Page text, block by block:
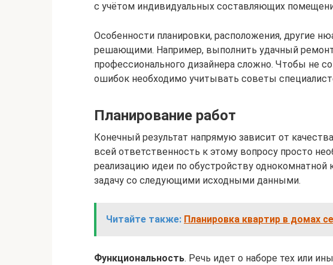
с учётом индивидуальных составляющих
Особенности планировки, расположения, другие
решающими. Например, выполнить удачный
профессионального дизайнера сложно. Чтобы не
ошибок необходимо учитывать советы
Планирование работ
Конечный результат напрямую зависит от
всей ответственность к этому вопросу просто
реализацию идеи по обустройству однокомнатной
задачу со следующими исходными данными.
Читайте также: Планировка квартир в домах
Функциональность. Речь идет о наборе тех или